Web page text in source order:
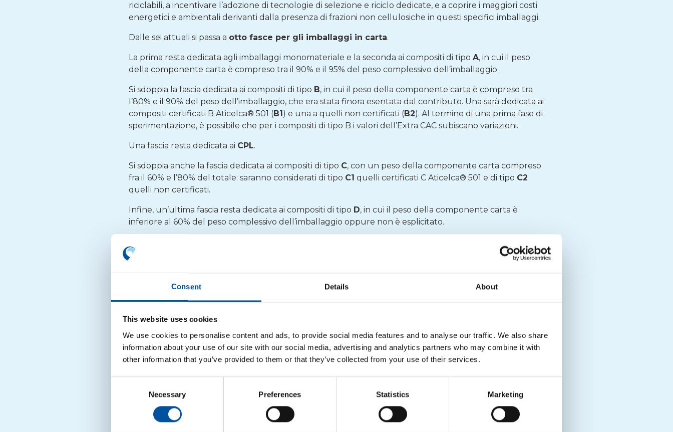
Consent Details About
This website uses cookies
We use cookies to personalise content and ads, to provide social media features and to analyse our traffic. We also share
information about your use of our site with our social media, advertising and analytics partners who may combine it with
other information that you’ve provided to them or that they’ve collected from your use of their services.
Necessary Preferences Statistics Marketing
riciclabili, a incentivare l’adozione di tecnologie di selezione e riciclo dedicate, e a coprire i maggiori costi
energetici e ambientali derivanti dalla presenza di frazioni non cellulosiche in questi specifici imballaggi.
Dalle sei attuali si passa a otto fasce per gli imballaggi in carta.
La prima resta dedicata agli imballaggi monomateriale e la seconda ai compositi di tipoA, in cui il peso
della componente carta è compreso tra il 90% e il 95% del peso complessivo dell’imballaggio.
Si sdoppia la fascia dedicata ai compositi di tipo B, in cui il peso della componente carta è compreso tra
l’80% e il 90% del peso dell’imballaggio, che era stata finora esentata dal contributo. Una sarà dedicata ai
compositi certificati B Aticelca® 501 (B1) e una a quelli non certificati (B2). Al termine di una prima fase di
sperimentazione, è possibile che per i compositi di tipo B i valori dell’Extra CAC subiscano variazioni.
Una fascia resta dedicata ai CPL.
Si sdoppia anche la fascia dedicata ai compositi di tipo C, con un peso della componente carta compreso
fra il 60% e l’80% del totale: saranno considerati di tipo C1 quelli certificati C Aticelca® 501 e di tipo C2
quelli non certificati.
Infine, un’ultima fascia resta dedicata ai compositi di tipo D, in cui il peso della componente carta è
inferiore al 60% del peso complessivo dell’imballaggio oppure non è esplicitato.
compositi B1 e C1 certificati:
attuale (€/t)
Fascia 1 – Monomateriale Base 65,00 65,00
Fascia 2 – Compositi tipo A Base 65,00 65,00
Fascia 3.2 – Compositi tipo B2 (NON
CERTIFICATI)
Base + Extra CAC tipo B2 65,00 65,00 + 25,00
Fascia 4 – CPL Base + Extra CAC CPL 65,00 + 70,00